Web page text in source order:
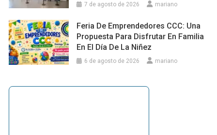
7 de agosto de 2026 mariano
Feria De Emprendedores CCC: Una
Propuesta Para Disfrutar En Familia
En El Día De La Niñez
6 de agosto de 2026 mariano